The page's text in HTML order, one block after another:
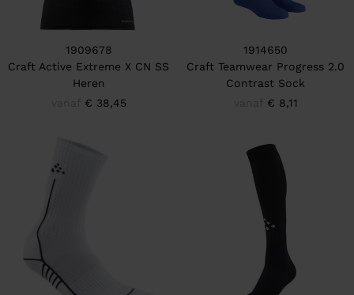
1909678
Craft Active Extreme X CN SS
Heren
€ 38,45
1914650
Craft Teamwear Progress 2.0
Contrast Sock
€ 8,11